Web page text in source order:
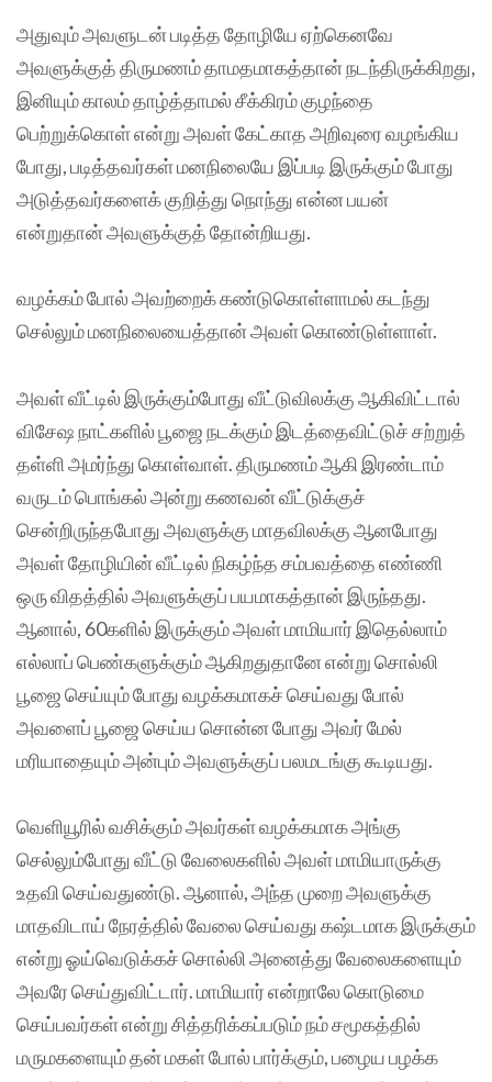
அதுவும் அவளுடன் படித்த தோழியே ஏற்கெனவே
அவளுக்குத் திருமணம் தாமதமாகத்தான் நடந்திருக்கிறது,
இனியும் காலம் தாழ்த்தாமல் சீக்கிரம் குழந்தை
பெற்றுக்கொள் என்று அவள் கேட்காத அறிவுரை வழங்கிய
போது, படித்தவர்கள் மனநிலையே இப்படி இருக்கும் போது
அடுத்தவர்களைக் குறித்து நொந்து என்ன பயன்
என்றுதான் அவளுக்குத் தோன்றியது.
வழக்கம் போல் அவற்றைக் கண்டுகொள்ளாமல் கடந்து
செல்லும் மனநிலையைத்தான் அவள் கொண்டுள்ளாள்.
அவள் வீட்டில் இருக்கும்போது வீட்டுவிலக்கு ஆகிவிட்டால்
விசேஷ நாட்களில் பூஜை நடக்கும் இடத்தைவிட்டுச் சற்றுத்
தள்ளி அமர்ந்து கொள்வாள். திருமணம் ஆகி இரண்டாம்
வருடம் பொங்கல் அன்று கணவன் வீட்டுக்குச்
சென்றிருந்தபோது அவளுக்கு மாதவிலக்கு ஆனபோது
அவள் தோழியின் வீட்டில் நிகழ்ந்த சம்பவத்தை எண்ணி
ஒரு விதத்தில் அவளுக்குப் பயமாகத்தான் இருந்தது.
ஆனால், 60களில் இருக்கும் அவள் மாமியார் இதெல்லாம்
எல்லாப் பெண்களுக்கும் ஆகிறதுதானே என்று சொல்லி
பூஜை செய்யும் போது வழக்கமாகச் செய்வது போல்
அவளைப் பூஜை செய்ய சொன்ன போது அவர் மேல்
மரியாதையும் அன்பும் அவளுக்குப் பலமடங்கு கூடியது.
வெளியூரில் வசிக்கும் அவர்கள் வழக்கமாக அங்கு
செல்லும்போது வீட்டு வேலைகளில் அவள் மாமியாருக்கு
உதவி செய்வதுண்டு. ஆனால், அந்த முறை அவளுக்கு
மாதவிடாய் நேரத்தில் வேலை செய்வது கஷ்டமாக இருக்கும்
என்று ஓய்வெடுக்கச் சொல்லி அனைத்து வேலைகளையும்
அவரே செய்துவிட்டார். மாமியார் என்றாலே கொடுமை
செய்பவர்கள் என்று சித்தரிக்கப்படும் நம் சமூகத்தில்
மருமகளையும் தன் மகள் போல் பார்க்கும், பழைய பழக்க